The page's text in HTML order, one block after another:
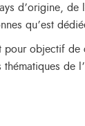
d’origine, de
qu’est
objectif de
de